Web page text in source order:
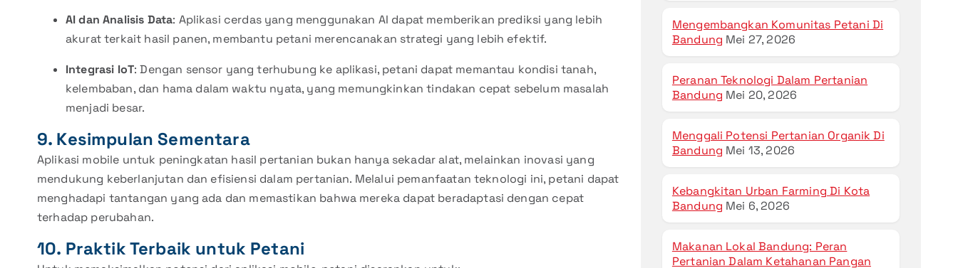
AI dan Analisis Data: Aplikasi cerdas yang menggunakan AI dapat memberikan prediksi yang lebih
akurat terkait hasil panen, membantu petani merencanakan strategi yang lebih efektif.
Integrasi IoT: Dengan sensor yang terhubung ke aplikasi, petani dapat memantau kondisi tanah,
kelembaban, dan hama dalam waktu nyata, yang memungkinkan tindakan cepat sebelum masalah
menjadi besar.
9. Kesimpulan Sementara
Aplikasi mobile untuk peningkatan hasil pertanian bukan hanya sekadar alat, melainkan inovasi yang
mendukung keberlanjutan dan efisiensi dalam pertanian. Melalui pemanfaatan teknologi ini, petani dapat
menghadapi tantangan yang ada dan memastikan bahwa mereka dapat beradaptasi dengan cepat
terhadap perubahan.
10. Praktik Terbaik untuk Petani
Mengembangkan Komunitas Petani Di
Bandung Mei 27, 2026
Peranan Teknologi Dalam Pertanian
Bandung Mei 20, 2026
Menggali Potensi Pertanian Organik Di
Bandung Mei 13, 2026
Kebangkitan Urban Farming Di Kota
Bandung Mei 6, 2026
Makanan Lokal Bandung: Peran
Pertanian Dalam Ketahanan Pangan